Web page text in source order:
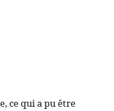
ce qui a pu être